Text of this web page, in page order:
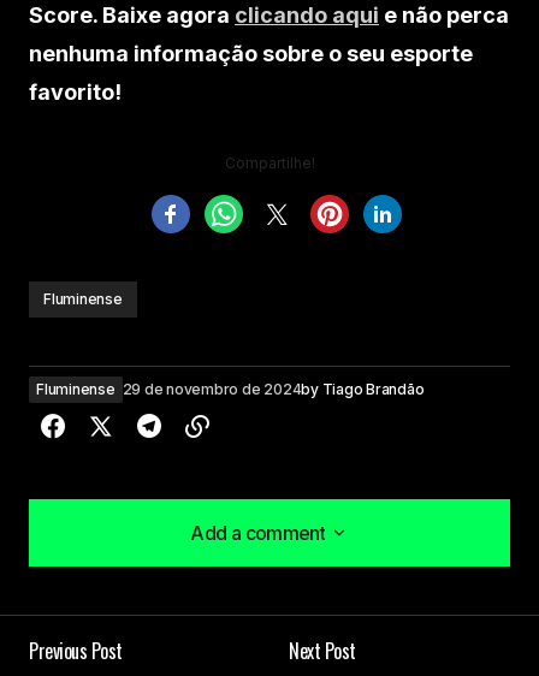
Score. Baixe agora clicando aqui e não perca
nenhuma informação sobre o seu esporte
favorito!
Compartilhe!
Fluminense
Fluminense 29 de novembro de 2024by Tiago Brandão
Add a comment
Add a comment
Previous Post
Next Post